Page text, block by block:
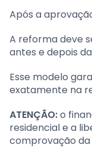
Após a
A reforma deve
antes e depois
Esse modelo
exatamente na
ATENÇÃO:o
residencial e a
comprovação